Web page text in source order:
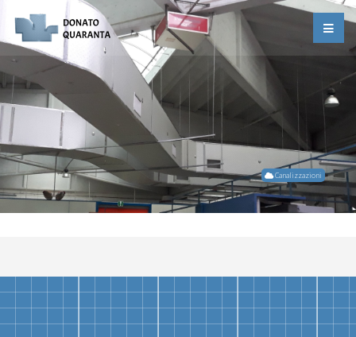
Canalizzazioni